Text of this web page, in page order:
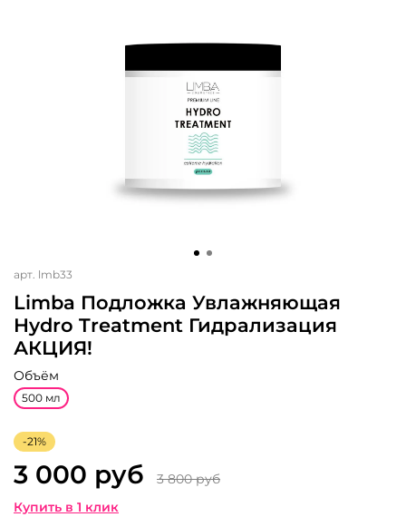
арт. lmb33
Limba Подложка Увлажняющая
Hydro Treatment Гидрализация
АКЦИЯ!
Объём
500 мл
-21%
3 000 руб
3 800 руб
Купить в 1 клик